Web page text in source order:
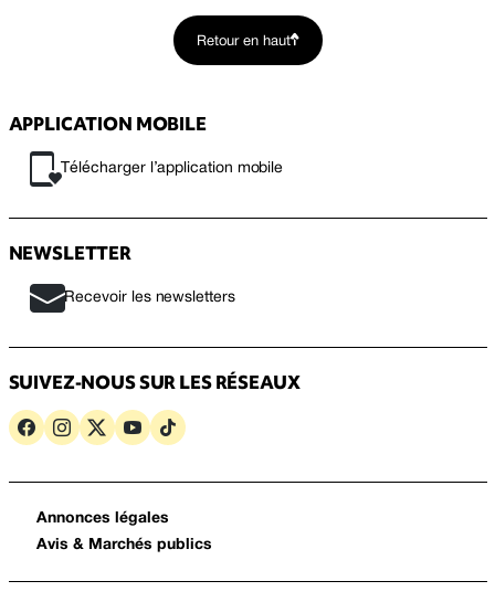
Retour en haut
APPLICATION MOBILE
Télécharger l’application mobile
NEWSLETTER
Recevoir les newsletters
SUIVEZ-NOUS SUR LES RÉSEAUX
Annonces légales
Avis & Marchés publics